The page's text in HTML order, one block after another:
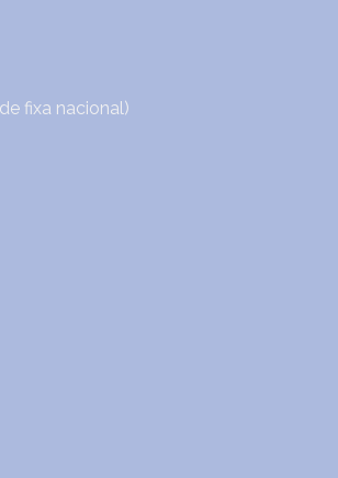
fixa nacional)